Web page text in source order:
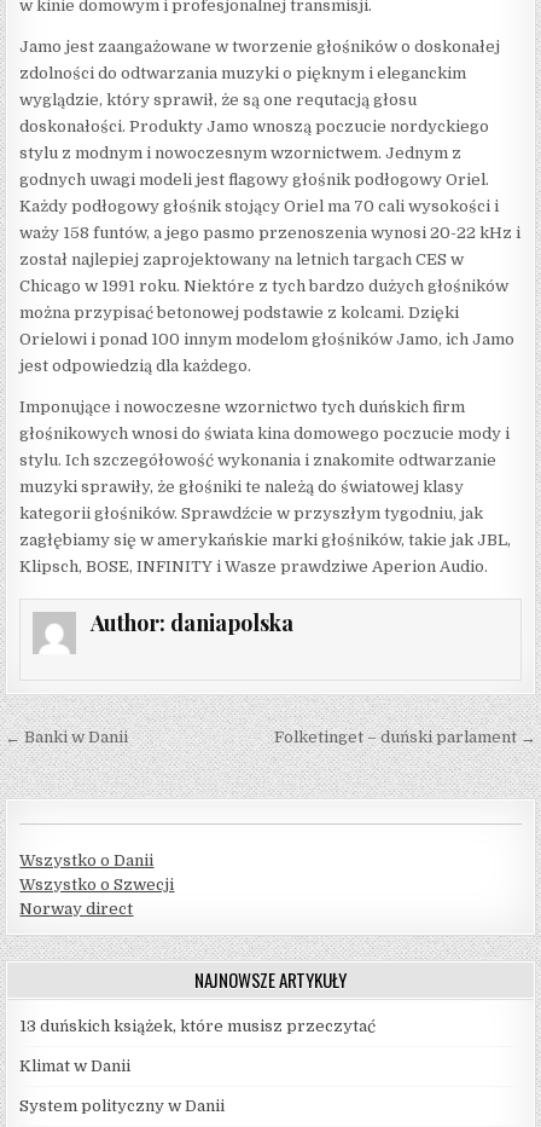
w kinie domowym i profesjonalnej transmisji.
Jamo jest zaangażowane w tworzenie głośników o doskonałej
zdolności do odtwarzania muzyki o pięknym i eleganckim
wyglądzie, który sprawił, że są one requtacją głosu
doskonałości. Produkty Jamo wnoszą poczucie nordyckiego
stylu z modnym i nowoczesnym wzornictwem. Jednym z
godnych uwagi modeli jest flagowy głośnik podłogowy Oriel.
Każdy podłogowy głośnik stojący Oriel ma 70 cali wysokości i
waży 158 funtów, a jego pasmo przenoszenia wynosi 20-22 kHz i
został najlepiej zaprojektowany na letnich targach CES w
Chicago w 1991 roku. Niektóre z tych bardzo dużych głośników
można przypisać betonowej podstawie z kolcami. Dzięki
Orielowi i ponad 100 innym modelom głośników Jamo, ich Jamo
jest odpowiedzią dla każdego.
Imponujące i nowoczesne wzornictwo tych duńskich firm
głośnikowych wnosi do świata kina domowego poczucie mody i
stylu. Ich szczegółowość wykonania i znakomite odtwarzanie
muzyki sprawiły, że głośniki te należą do światowej klasy
kategorii głośników. Sprawdźcie w przyszłym tygodniu, jak
zagłębiamy się w amerykańskie marki głośników, takie jak JBL,
Klipsch, BOSE, INFINITY i Wasze prawdziwe Aperion Audio.
Author: daniapolska
Nawigacja
wpisu
Folketinget – duński parlament →
← Banki w Danii
Wszystko o Danii
Wszystko o Szwecji
Norway direct
NAJNOWSZE ARTYKUŁY
13 duńskich książek, które musisz przeczytać
Klimat w Danii
System polityczny w Danii